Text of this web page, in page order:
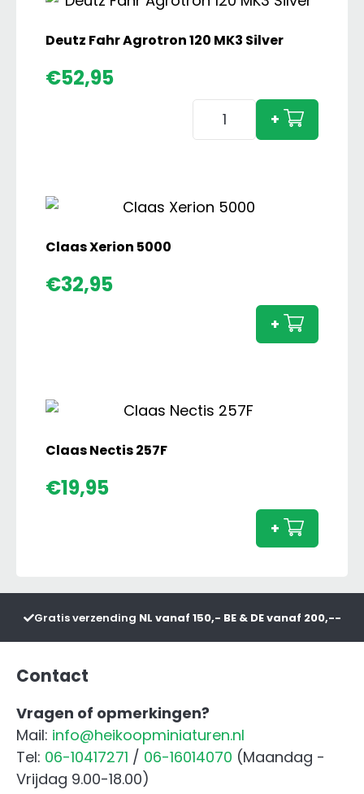
Dubbellucht
ACA2020
Deutz Fahr Agrotron 120 MK3 Silver
€52,95
Deutz
MK3
Silver
+
Claas Xerion 5000
€32,95
aantal
+
Claas Nectis 257F
€19,95
aantal
+
Gratis verzending NL vanaf 150,- BE & DE vanaf 200,--
Contact
Vragen of opmerkingen?
Mail: info@heikoopminiaturen.nl
Tel: 06-10417271 / 06-16014070 (Maandag -
Vrijdag 9.00-18.00)